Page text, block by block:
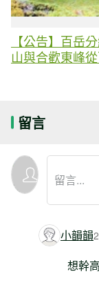
【公告】百岳
山與合歡東峰
留言
小韻韻
想幹